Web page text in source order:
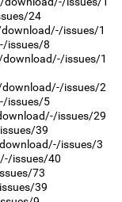
24
issues/1
issues/8
issues/1
issues/2
issues/5
issues/29
39
issues/3
issues/40
73
39